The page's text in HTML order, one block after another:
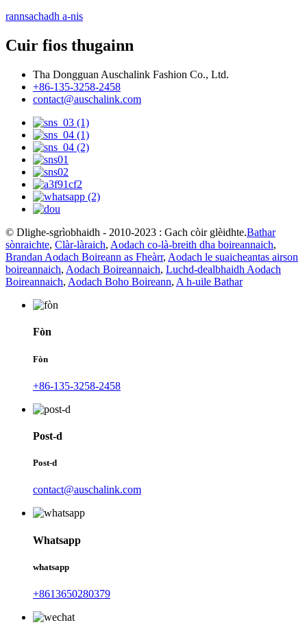
rannsachadh a-nis
Cuir fios thugainn
Tha Dongguan Auschalink Fashion Co., Ltd.
+86-135-3258-2458
contact@auschalink.com
© Dlighe-sgrìobhaidh - 2010-2023 : Gach còir glèidhte.Bathar
sònraichte, Clàr-làraich, Aodach co-là-breith dha boireannaich,
Brandan Aodach Boireann as Fheàrr, Aodach le suaicheantas airson
boireannaich, Aodach Boireannaich, Luchd-dealbhaidh Aodach
Boireannaich, Aodach Boho Boireann, A h-uile Bathar
Fòn
Fòn
+86-135-3258-2458
Post-d
Post-d
contact@auschalink.com
Whatsapp
whatsapp
+8613650280379